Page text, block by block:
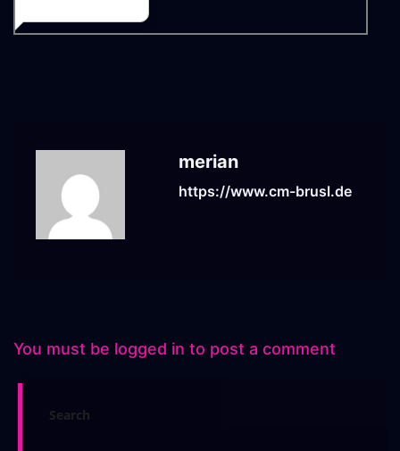
merian
https://www.cm-brusl.de
You must be logged in to post a comment
Search